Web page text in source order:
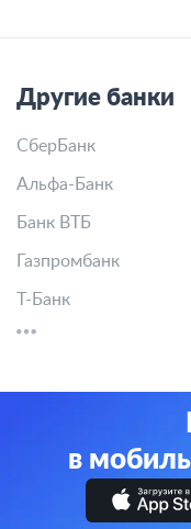
Другие банки
СберБанк
Альфа-Банк
Банк ВТБ
Газпромбанк
Т-Банк